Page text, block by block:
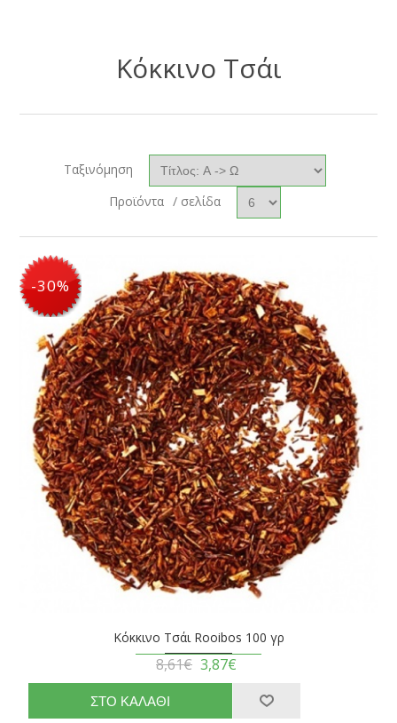
Κόκκινο Τσάι
Ταξινόμηση
Προϊόντα / σελίδα
-55%
-20%
-30%
Κόκκινο Τσάι Rooibos 100 γρ
8,61€ 3,87€